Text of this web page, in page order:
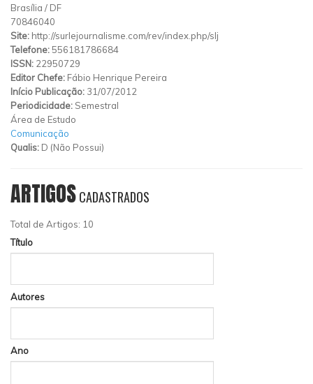
Brasília / DF
70846040
Site: http://surlejournalisme.com/rev/index.php/slj
Telefone:556181786684
ISSN: 22950729
Editor Chefe: Fábio Henrique Pereira
Início Publicação: 31/07/2012
Periodicidade: Semestral
Área de Estudo
Comunicação
Qualis: D (Não Possui)
ARTIGOSCADASTRADOS
Total de Artigos: 10
Título
Autores
Ano